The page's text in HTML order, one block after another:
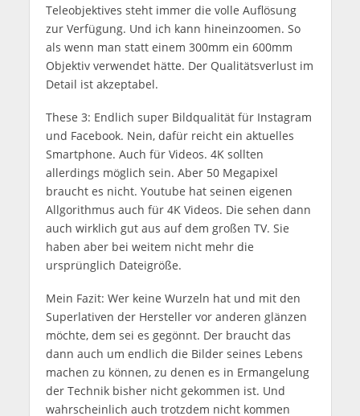
Teleobjektives steht immer die volle Auflösung
zur Verfügung. Und ich kann hineinzoomen. So
als wenn man statt einem 300mm ein 600mm
Objektiv verwendet hätte. Der Qualitätsverlust im
Detail ist akzeptabel.
These 3: Endlich super Bildqualität für Instagram
und Facebook. Nein, dafür reicht ein aktuelles
Smartphone. Auch für Videos. 4K sollten
allerdings möglich sein. Aber 50 Megapixel
braucht es nicht. Youtube hat seinen eigenen
Allgorithmus auch für 4K Videos. Die sehen dann
auch wirklich gut aus auf dem großen TV. Sie
haben aber bei weitem nicht mehr die
ursprünglich Dateigröße.
Mein Fazit: Wer keine Wurzeln hat und mit den
Superlativen der Hersteller vor anderen glänzen
möchte, dem sei es gegönnt. Der braucht das
dann auch um endlich die Bilder seines Lebens
machen zu können, zu denen es in Ermangelung
der Technik bisher nicht gekommen ist. Und
wahrscheinlich auch trotzdem nicht kommen